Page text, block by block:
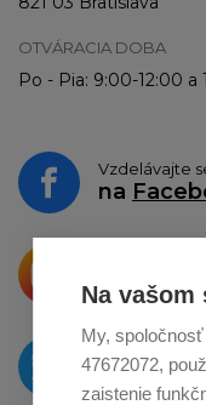
Na vašom
My,
47672072,
zaistenie
OTVÁRACIA DOBA
Po - Pia: 9:00-12:00 a
Vzdelávajte
na
o
O novinkách
na